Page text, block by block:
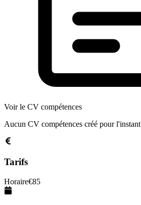
Voir le CV compétences
Aucun CV compétences créé pour l'instant
Tarifs
Horaire€85